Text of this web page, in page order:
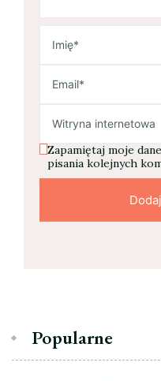
Zapamiętaj moje
pisania kolejnych
Popularne